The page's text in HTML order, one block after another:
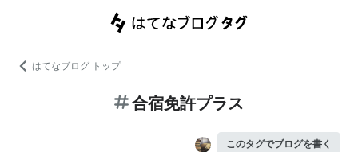
はてなブログ トップ
合宿免許プラス
このタグでブログを書く